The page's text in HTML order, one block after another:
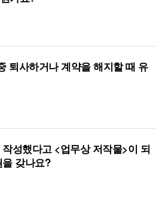
퇴사하거나 계약을 해지할 때 유
성했다고 <업무상 저작물>이 되
갖나요?